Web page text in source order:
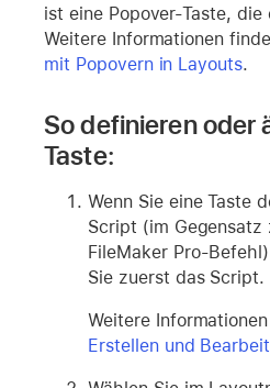
ist eine Popover-Taste,
Weitere Informationen
mit Popovern in Layouts.
So definieren oder
Taste:
Wenn Sie eine Taste
Script (im Gegensatz
FileMaker Pro-
Sie zuerst das Script.
Weitere
Erstellen und